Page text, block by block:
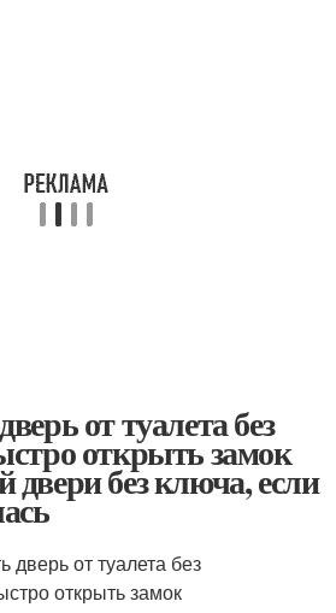
от туалета без
открыть замок
без ключа, если